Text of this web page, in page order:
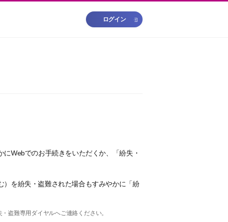
ログイン
Webでのお手続きをいただくか、「紛失・
を紛失・盗難された場合もすみやかに「紛
盗難専用ダイヤルへご連絡ください。